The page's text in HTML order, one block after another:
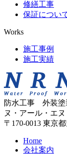
修繕工事
保証につい
Works
施工事例
施工実績
防水工事 外装
ヌ・アール・エヌ
〒170-0013 東京
Home
会社案内